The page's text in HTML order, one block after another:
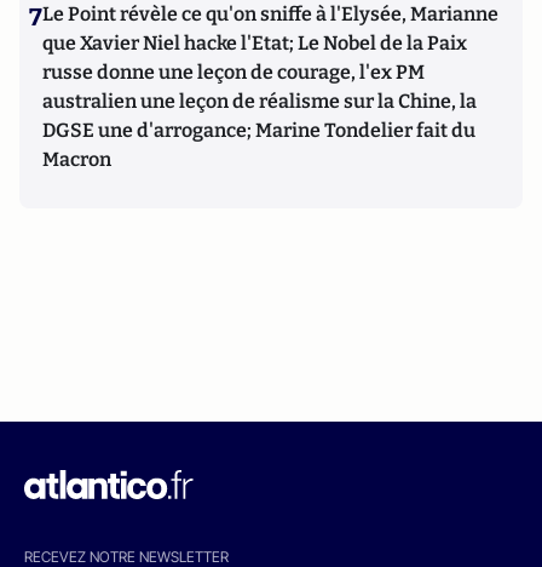
7Le Point révèle ce qu'on sniffe à l'Elysée, Marianne
que Xavier Niel hacke l'Etat; Le Nobel de la Paix
russe donne une leçon de courage, l'ex PM
australien une leçon de réalisme sur la Chine, la
DGSE une d'arrogance; Marine Tondelier fait du
Macron
RECEVEZ NOTRE NEWSLETTER